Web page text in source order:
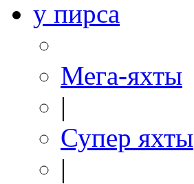
у пирса
Мега-яхты
|
Супер яхты
|